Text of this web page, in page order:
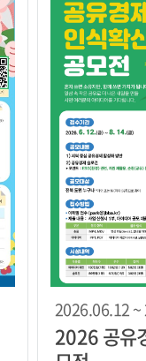
2026.06.12 ~
2026 공유